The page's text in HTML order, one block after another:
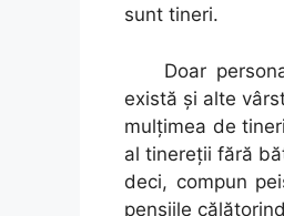
sunt tineri.
Doar
există şi alte
mulţimea de
al tinereţii fără
deci, compun
pensiile